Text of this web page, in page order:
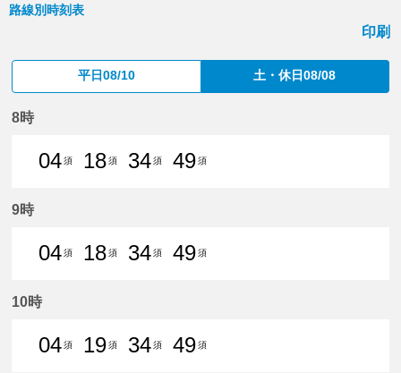
路線別時刻表
印刷
平日08/10 土・休日08/08
8時
04須
18須
34須
49須
9時
04須
18須
34須
49須
10時
04須
19須
34須
49須